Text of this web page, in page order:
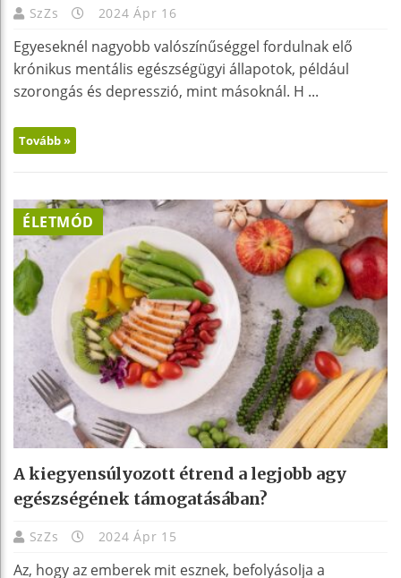
SzZs 2024 Ápr 16
Egyeseknél nagyobb valószínűséggel fordulnak elő
krónikus mentális egészségügyi állapotok, például
szorongás és depresszió, mint másoknál. H ...
Tovább »
ÉLETMÓD
A kiegyensúlyozott étrend a legjobb agy
egészségének támogatásában?
SzZs 2024 Ápr 15
Az, hogy az emberek mit esznek, befolyásolja a